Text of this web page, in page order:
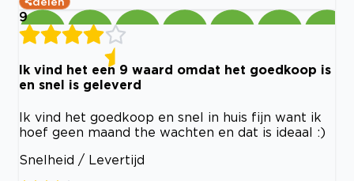
9
Ik vind het een 9 waard omdat het goedkoop is
en snel is geleverd
Ik vind het goedkoop en snel in huis fijn want ik
hoef geen maand the wachten en dat is ideaal :)
Snelheid / Levertijd